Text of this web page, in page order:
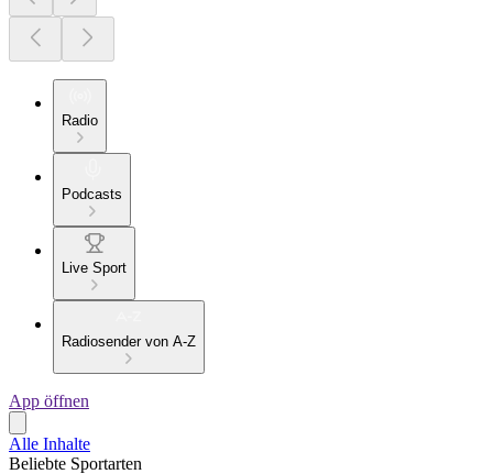
Radio
Podcasts
Live Sport
Radiosender von A-Z
App öffnen
Alle Inhalte
Beliebte Sportarten